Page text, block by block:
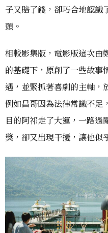
子又賠了錢，卻巧合地認識
頭。
相較影集版，電影版這次由
的基礎下，原創了一些故事
遇，並緊抓著喜劇的主軸，
例如昌哥因為法律常識不足
目的阿祁走了大運，一路
獎，卻又出現干擾，讓他似